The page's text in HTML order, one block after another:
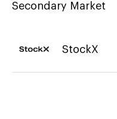
Secondary Market
StockX